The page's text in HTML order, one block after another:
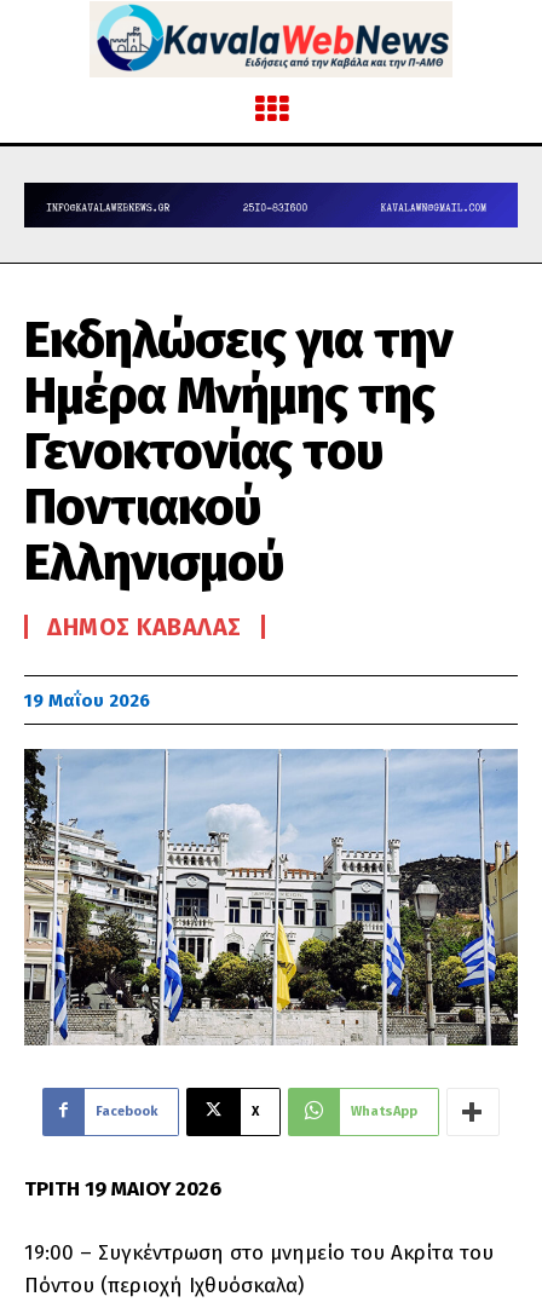
Εκδηλώσεις για την
Ημέρα Μνήμης της
Γενοκτονίας του
Ποντιακού
Ελληνισμού
ΔΉΜΟΣ ΚΑΒΆΛΑΣ
19 Μαΐου 2026
Facebook X WhatsApp
ΤΡΙΤΗ 19 ΜΑΙΟΥ 2026
19:00 – Συγκέντρωση στο μνημείο του Ακρίτα του
Πόντου (περιοχή Ιχθυόσκαλα)